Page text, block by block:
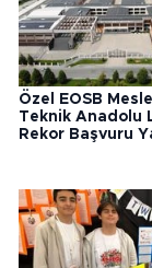
Özel EOSB
Teknik Anadolu
Rekor Başvuru